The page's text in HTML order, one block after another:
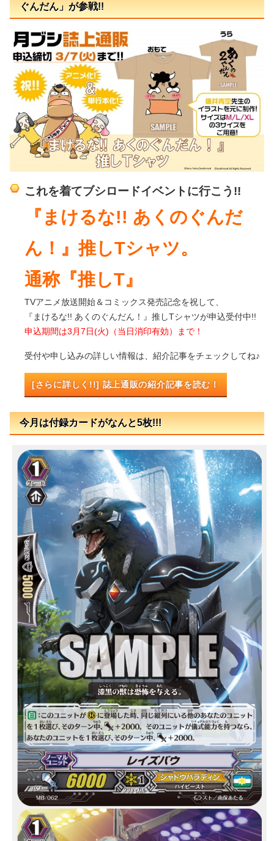
ぐんだん」が参戦!!
これを着てブシロードイベントに行こう!!
『まけるな!! あくのぐんだ
ん！』推しTシャツ。
通称『推しT』
TVアニメ放送開始＆コミックス発売記念を祝して、
『まけるな!! あくのぐんだん！』推しTシャツが申込受付中!!
申込期間は3月7日(火)（当日消印有効）まで！
受付や申し込みの詳しい情報は、紹介記事をチェックしてね♪
[さらに詳しく!!] 誌上通販の紹介記事を読む！
今月は付録カードがなんと5枚!!!